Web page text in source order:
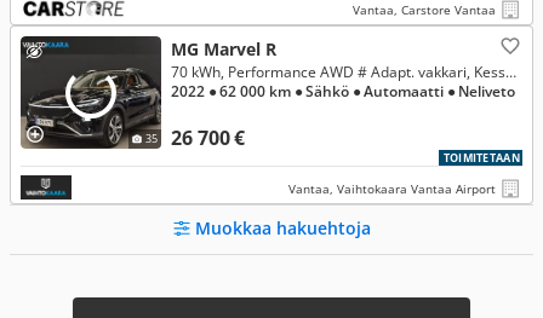
Vantaa, Carstore Vantaa
35
MG Marvel R
26 700 €
70 kWh, Performance AWD # Adapt. vakkari, Kessy, 360 kamerat, Panoraamakattoluukku, Ilmastoidut nahat, Matrix LED-ajovalot #
2022 ● 62 000 km ● Sähkö ● Automaatti ● Neliveto
TOIMITETAAN
Vantaa, Vaihtokaara Vantaa Airport
Muokkaa hakuehtoja